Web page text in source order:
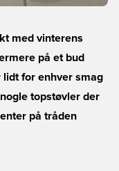
med vinterens
på et bud
for enhver smag
topstøvler der
på tråden